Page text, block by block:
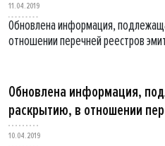
11.04.2019
Обновлена информация,
отношении перечней реестров
Обновлена информация,
раскрытию, в отношении
10.04.2019